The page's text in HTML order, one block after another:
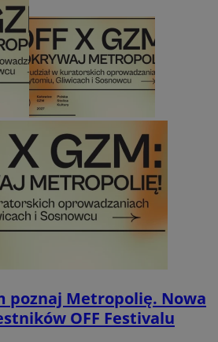
poznaj Metropolię. Nowa
OFF Festivalu